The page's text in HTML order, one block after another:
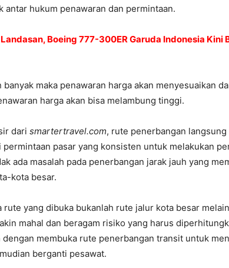
antar hukum penawaran dan permintaan.
Boeing 777-300ER Garuda Indonesia Kini
maka penawaran harga akan menyesuaikan
harga akan bisa melambung tinggi.
dari smartertravel.com, rute penerbangan
pasar yang konsisten untuk melakukan
ada masalah pada penerbangan jarak jauh yang
kota besar.
rute yang dibuka bukanlah rute jalur kota besar
mahal dan beragam risiko yang harus
dengan membuka rute penerbangan transit untuk
berganti pesawat.